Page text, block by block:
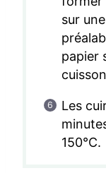
sur
papier
Les
150°C.